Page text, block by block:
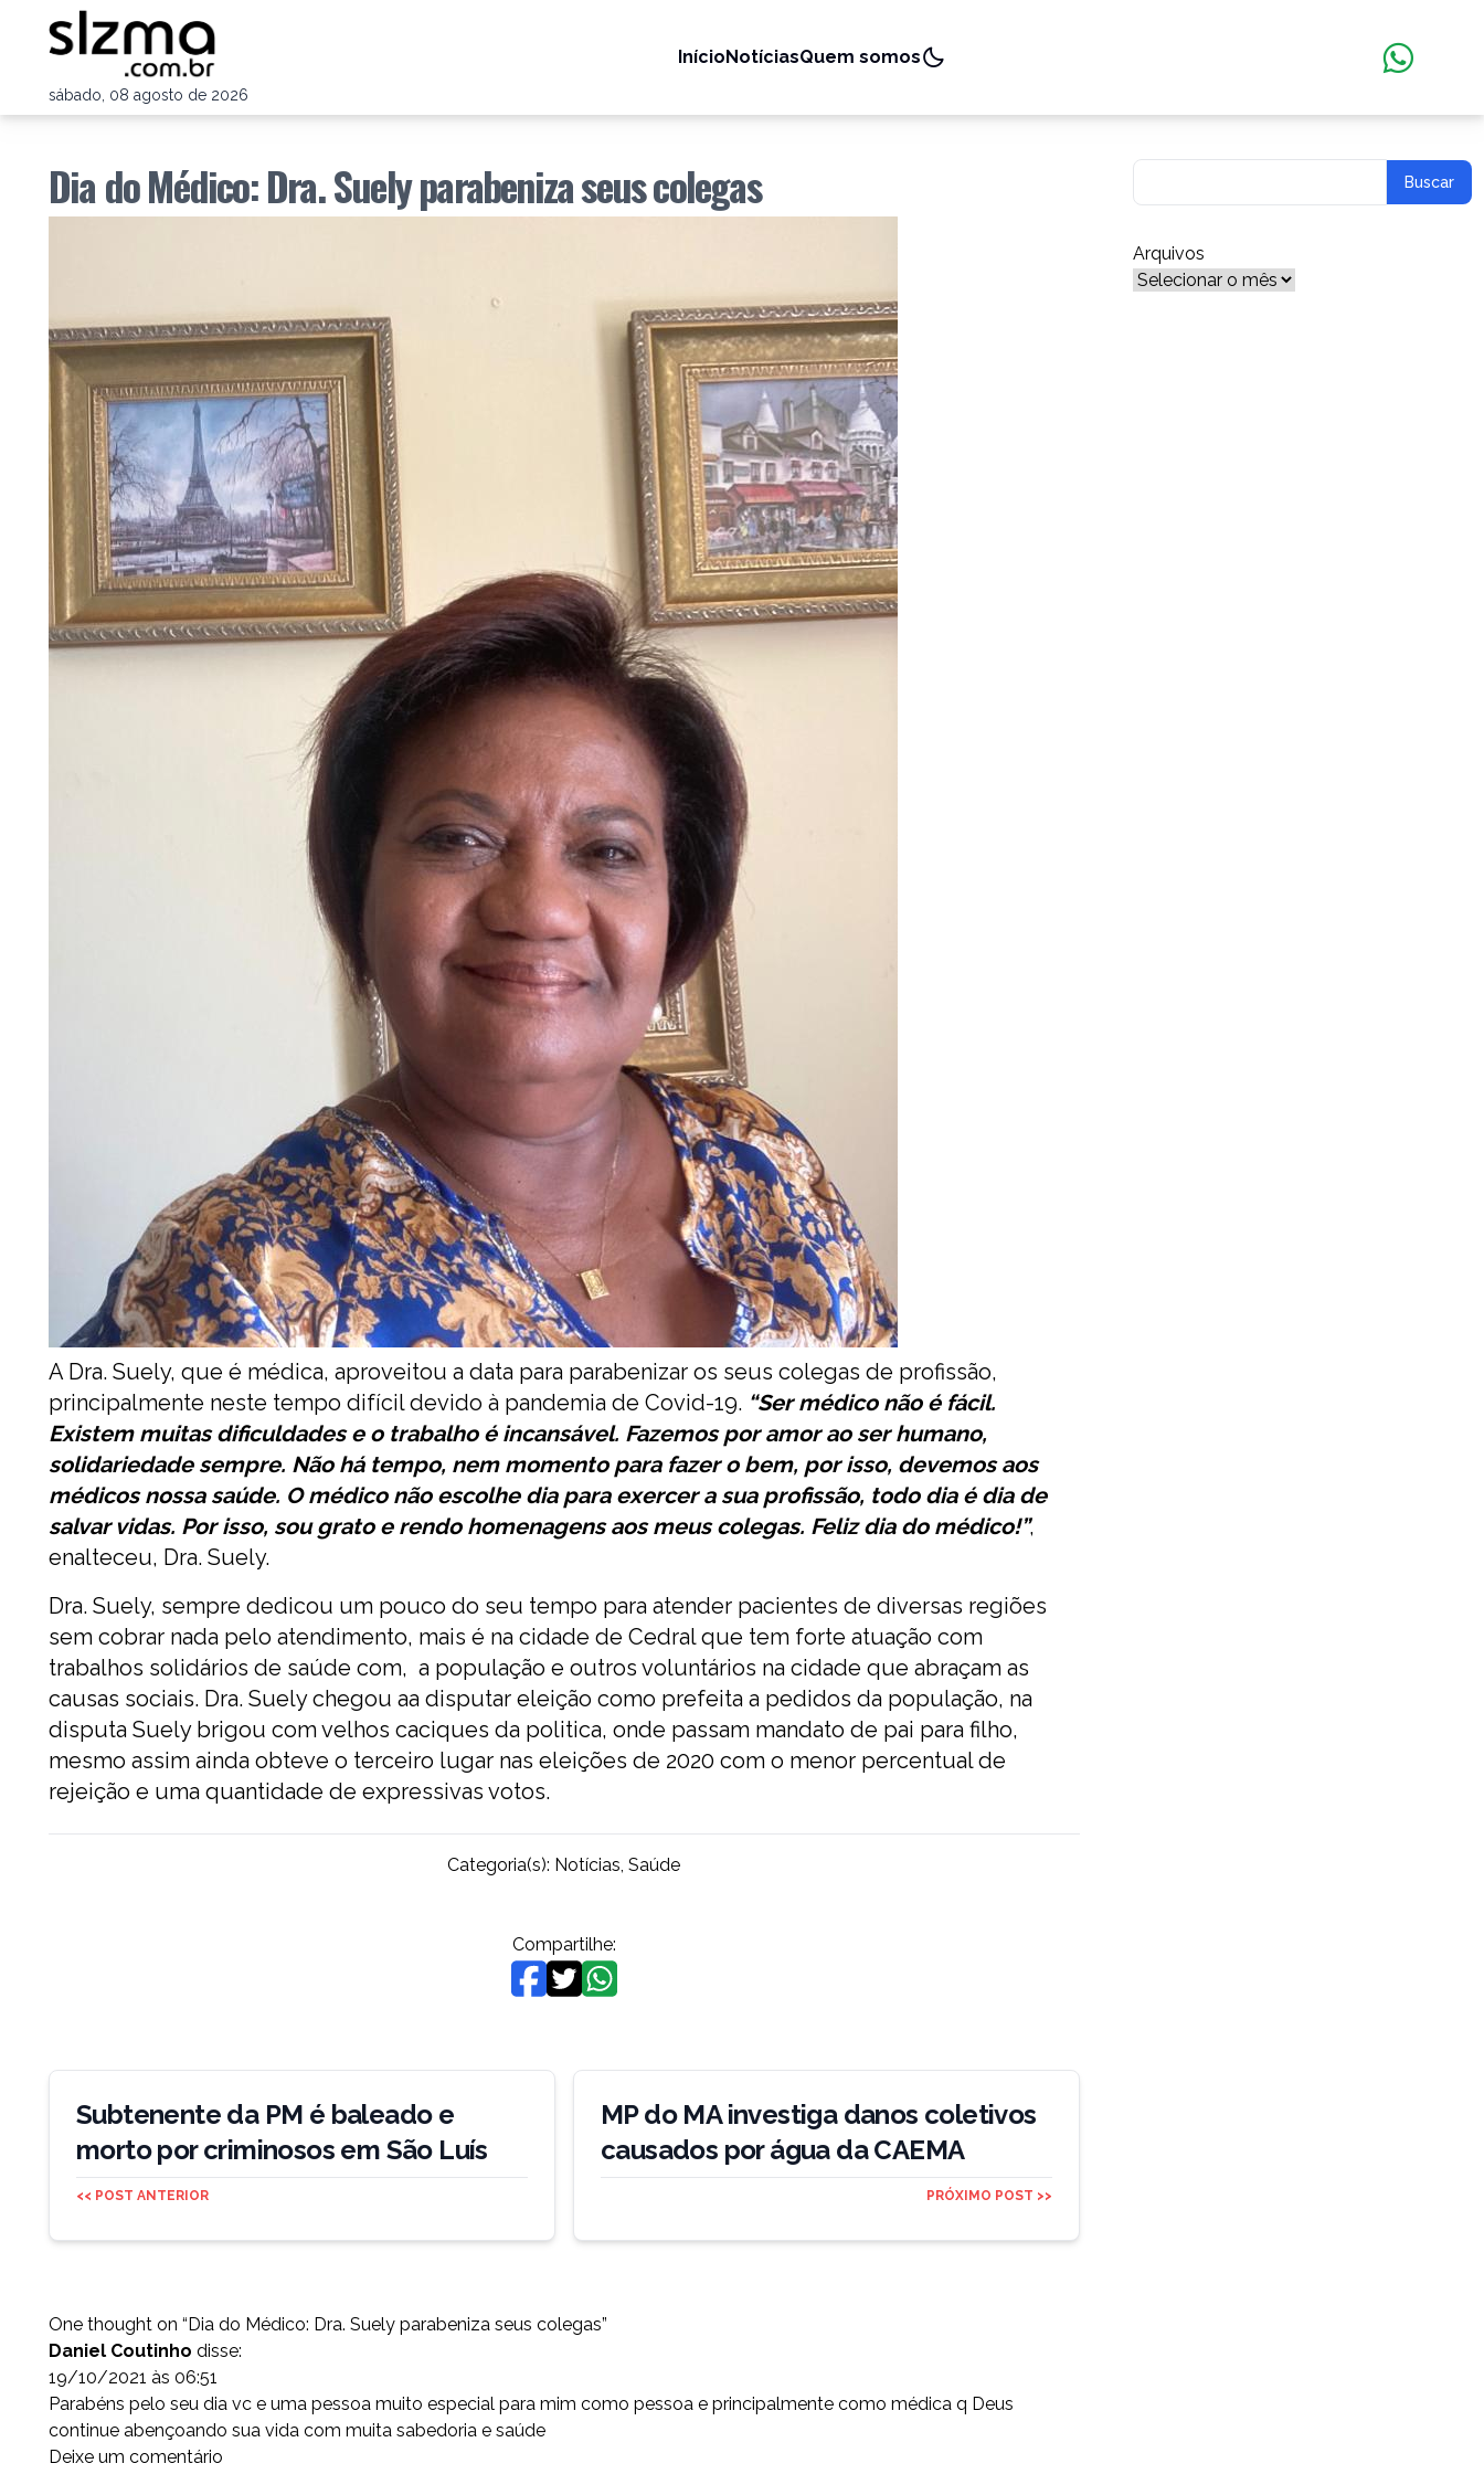
sábado, 08 agosto de 2026
InícioNotíciasQuem somos
Dia do Médico: Dra. Suely parabeniza seus colegas
A Dra. Suely, que é médica, aproveitou a data para parabenizar os seus colegas de profissão,
principalmente neste tempo difícil devido à pandemia de Covid-19. “Ser médico não é fácil.
Existem muitas dificuldades e o trabalho é incansável. Fazemos por amor ao ser humano,
solidariedade sempre. Não há tempo, nem momento para fazer o bem, por isso, devemos aos
médicos nossa saúde. O médico não escolhe dia para exercer a sua profissão, todo dia é dia de
salvar vidas. Por isso, sou grato e rendo homenagens aos meus colegas. Feliz dia do médico!”,
enalteceu, Dra. Suely.
Dra. Suely, sempre dedicou um pouco do seu tempo para atender pacientes de diversas regiões
sem cobrar nada pelo atendimento, mais é na cidade de Cedral que tem forte atuação com
trabalhos solidários de saúde com, a população e outros voluntários na cidade que abraçam as
causas sociais. Dra. Suely chegou aa disputar eleição como prefeita a pedidos da população, na
disputa Suely brigou com velhos caciques da politica, onde passam mandato de pai para filho,
mesmo assim ainda obteve o terceiro lugar nas eleições de 2020 com o menor percentual de
rejeição e uma quantidade de expressivas votos.
Categoria(s): Notícias,Saúde
Compartilhe:
Navegação
Subtenente da PM é baleado e
morto por criminosos em São Luís
<< POST ANTERIOR
MP do MA investiga danos coletivos
causados por água da CAEMA
PRÓXIMO POST >>
One thought on “Dia do Médico: Dra. Suely parabeniza seus colegas”
Daniel Coutinho disse:
19/10/2021 às 06:51
Parabéns pelo seu dia vc e uma pessoa muito especial para mim como pessoa e principalmente como médica q Deus
continue abençoando sua vida com muita sabedoria e saúde
Deixe um comentário
Arquivos
Arquivos